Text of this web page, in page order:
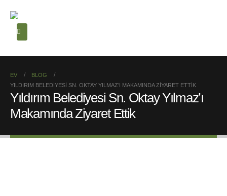
EV
BLOG
YILDIRIM BELEDIYESI SN. OKTAY YILMAZ’I MAKAMINDA ZIYARET ETTIK
Yıldırım Belediyesi Sn. Oktay Yılmaz’ı
Makamında Ziyaret Ettik